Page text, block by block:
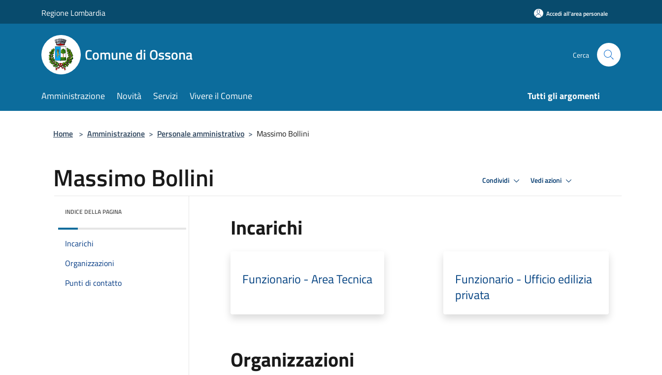
Regione Lombardia Accedi all'area personale
Comune di Ossona Cerca
Amministrazione Novità Servizi Vivere il Comune Tutti gli argomenti
Home > Amministrazione > Personale amministrativo > Massimo Bollini
Massimo Bollini Condividi Vedi azioni
INDICE DELLA PAGINA
Incarichi
Organizzazioni
Punti di contatto
Incarichi
Funzionario - Area Tecnica
Funzionario - Ufficio edilizia
privata
Organizzazioni